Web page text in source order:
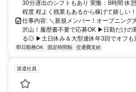
郡大津町・菊池郡菊陽町 お車での通勤が
30分遅出のシフトもあり 実働：8時間 休
程度 程よく残業もあるから稼げて嬉しい！
仕事内容: ＼新規メンバー！オープニング
沢山！履歴書不要で応募OK ▶日勤だけの
る◎ ▶土日休み＆大型連休年3回でオフも
即日勤務OK 固定時間制 交通費支給
派遣社員